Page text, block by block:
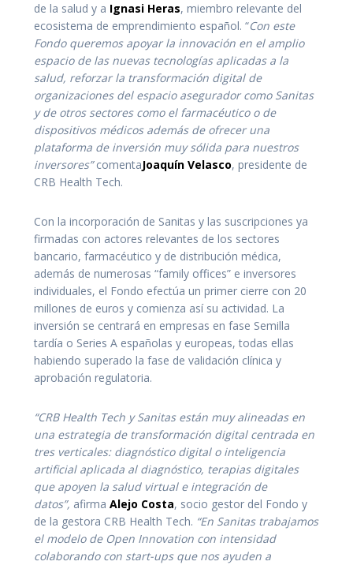
de la salud y a Ignasi Heras, miembro relevante del
ecosistema de emprendimiento español. “Con este
Fondo queremos apoyar la innovación en el amplio
espacio de las nuevas tecnologías aplicadas a la
salud, reforzar la transformación digital de
organizaciones del espacio asegurador como Sanitas
y de otros sectores como el farmacéutico o de
dispositivos médicos además de ofrecer una
plataforma de inversión muy sólida para nuestros
inversores”comentaJoaquín Velasco, presidente de
CRB Health Tech.
Con la incorporación de Sanitas y las suscripciones ya
firmadas con actores relevantes de los sectores
bancario, farmacéutico y de distribución médica,
además de numerosas “family offices” e inversores
individuales, el Fondo efectúa un primer cierre con 20
millones de euros y comienza así su actividad. La
inversión se centrará en empresas en fase Semilla
tardía o Series A españolas y europeas, todas ellas
habiendo superado la fase de validación clínica y
aprobación regulatoria.
“CRB Health Tech y Sanitas están muy alineadas en
una estrategia de transformación digital centrada en
tres verticales: diagnóstico digital o inteligencia
artificial aplicada al diagnóstico, terapias digitales
que apoyen la salud virtual e integración de
datos”, afirma Alejo Costa, socio gestor del Fondo y
de la gestora CRB Health Tech. “En Sanitas trabajamos
el modelo de Open Innovation con intensidad
colaborando con start-ups que nos ayuden a